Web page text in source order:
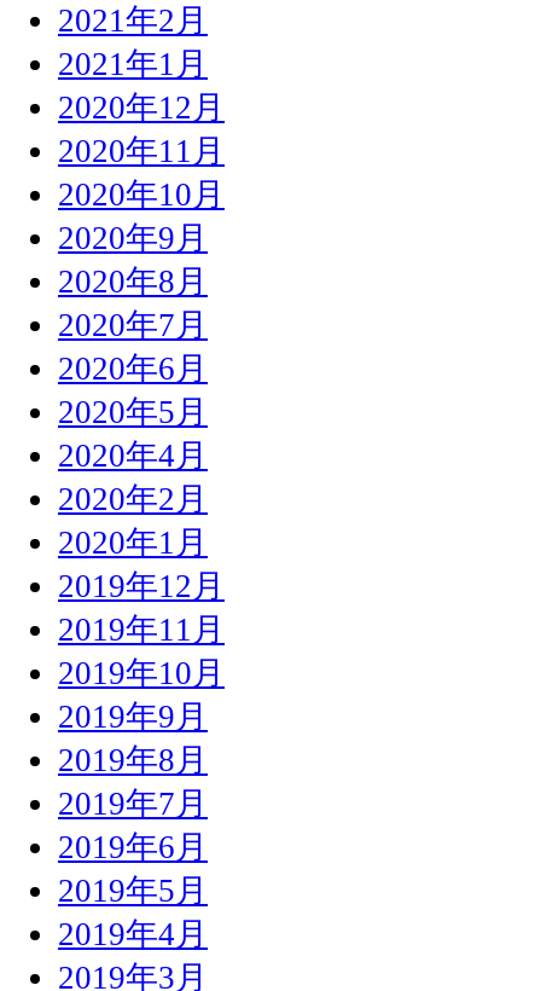
2021年2月
2021年1月
2020年12月
2020年11月
2020年10月
2020年9月
2020年8月
2020年7月
2020年6月
2020年5月
2020年4月
2020年2月
2020年1月
2019年12月
2019年11月
2019年10月
2019年9月
2019年8月
2019年7月
2019年6月
2019年5月
2019年4月
2019年3月